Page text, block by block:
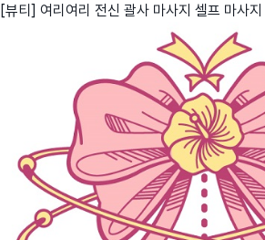
[뷰티] 여리여리 전신 괄사 마사지 셀프 마사지